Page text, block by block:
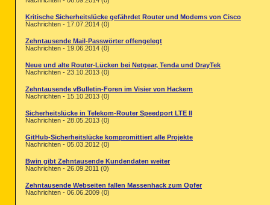
Kritische Sicherheitslücke gefährdet Router und Modems von Cisco
Nachrichten - 17.07.2014 (0)
Zehntausende Mail-Passwörter offengelegt
Nachrichten - 19.06.2014 (0)
Neue und alte Router-Lücken bei Netgear, Tenda und DrayTek
Nachrichten - 23.10.2013 (0)
Zehntausende vBulletin-Foren im Visier von Hackern
Nachrichten - 15.10.2013 (0)
Sicherheitslücke in Telekom-Router Speedport LTE II
Nachrichten - 28.05.2013 (0)
GitHub-Sicherheitslücke kompromittiert alle Projekte
Nachrichten - 05.03.2012 (0)
Bwin gibt Zehntausende Kundendaten weiter
Nachrichten - 26.09.2011 (0)
Zehntausende Webseiten fallen Massenhack zum Opfer
Nachrichten - 06.06.2009 (0)